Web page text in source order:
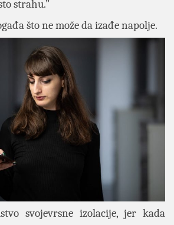
strahu.”
što ne može da izađe napolje.
svojevrsne izolacije, jer kada